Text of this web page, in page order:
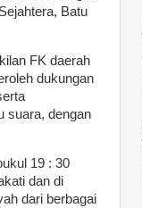
Batu
FK daerah
dukungan
suara, dengan
19 : 30
dan di
dari berbagai